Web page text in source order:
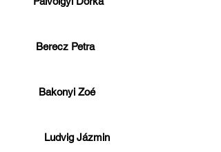
Berecz Petra
  Bakonyi Zoé
    Ludvig Jázmin